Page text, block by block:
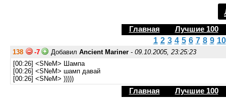
Главная Лучшие 100
1 2 3 4 5 6 7 8 9 10
138 -7 Добавил Ancient Mariner - 09.10.2005, 23:25:23
[00:26] <SNeM> Шампа
[00:26] <SNeM> шамп давай
[00:26] <SNeM> )))))
Главная Лучшие 100